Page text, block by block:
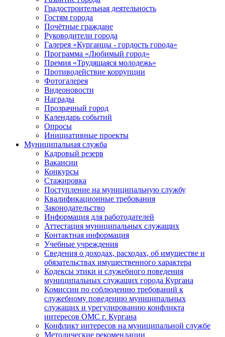
Градостроительная деятельность
Гостям города
Почётные граждане
Руководители города
Галерея «Курганцы - гордость города»
Программа «Любимый город»
Премия «Трудящаяся молодежь»
Противодействие коррупции
Фотогалерея
Видеоновости
Награды
Прозрачный город
Календарь событий
Опросы
Инициативные проекты
Муниципальная служба
Кадровый резерв
Вакансии
Конкурсы
Стажировка
Поступление на муниципальную службу
Квалификационные требования
Законодательство
Информация для работодателей
Аттестация муниципальных служащих
Контактная информация
Учебные учреждения
Сведения о доходах, расходах, об имуществе и
обязательствах имущественного характера
Кодексы этики и служебного поведения
муниципальных служащих города Кургана
Комиссии по соблюдению требований к
служебному поведению муниципальных
служащих и урегулированию конфликта
интересов ОМС г. Кургана
Конфликт интересов на муниципальной службе
Методические рекомендации